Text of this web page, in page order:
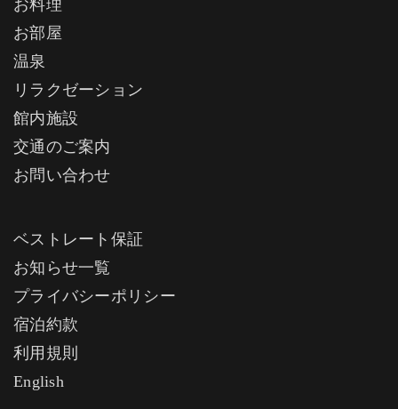
お料理
お部屋
温泉
リラクゼーション
館内施設
交通のご案内
お問い合わせ
ベストレート保証
お知らせ一覧
プライバシーポリシー
宿泊約款
利用規則
English